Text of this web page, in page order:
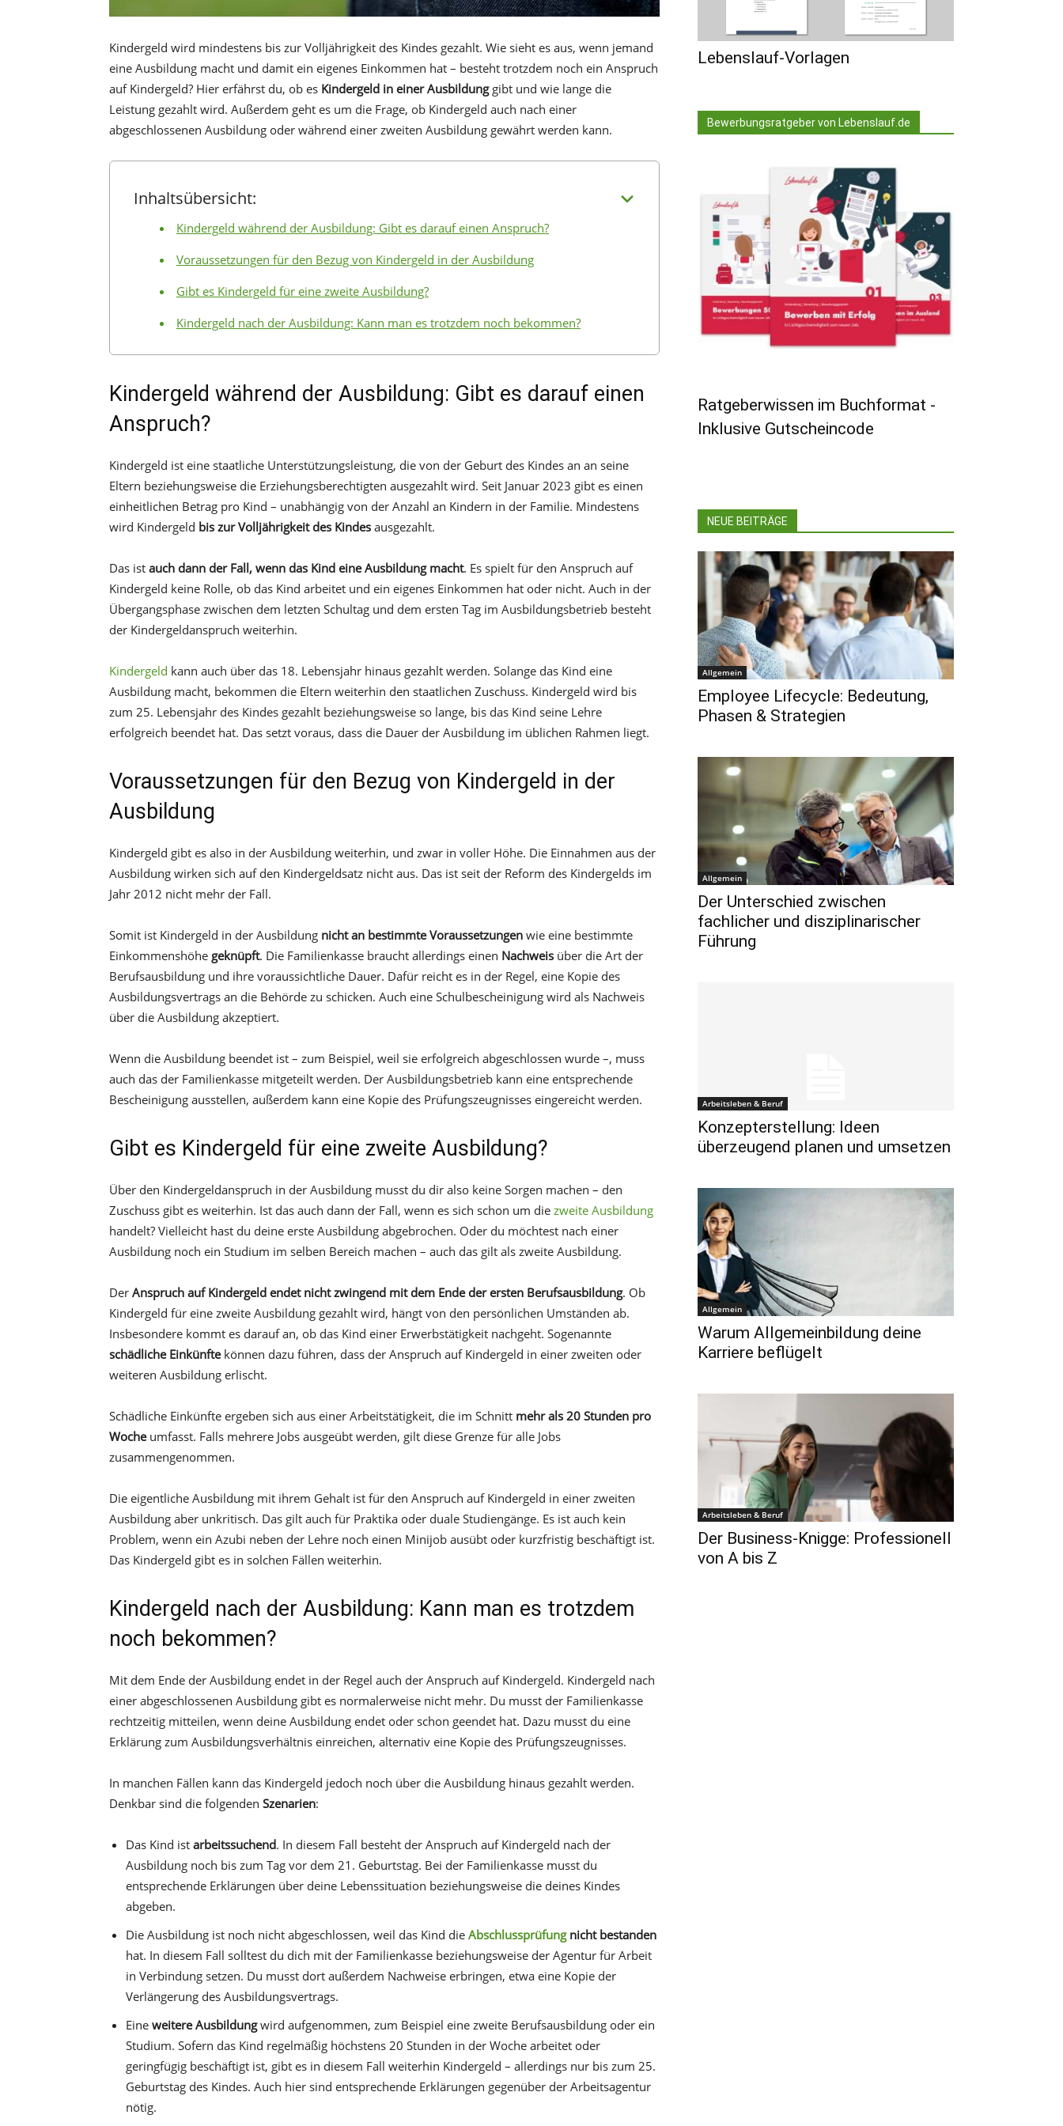
Kindergeld wird mindestens bis zur Volljährigkeit des Kindes gezahlt. Wie sieht es aus, wenn jemand
eine Ausbildung macht und damit ein eigenes Einkommen hat – besteht trotzdem noch ein Anspruch
auf Kindergeld? Hier erfährst du, ob es Kindergeld in einer Ausbildunggibt und wie lange die
Leistung gezahlt wird. Außerdem geht es um die Frage, ob Kindergeld auch nach einer
abgeschlossenen Ausbildung oder während einer zweiten Ausbildung gewährt werden kann.
Inhaltsübersicht:
Kindergeld während der Ausbildung: Gibt es darauf einen Anspruch?
Voraussetzungen für den Bezug von Kindergeld in der Ausbildung
Gibt es Kindergeld für eine zweite Ausbildung?
Kindergeld nach der Ausbildung: Kann man es trotzdem noch bekommen?
Kindergeld während der Ausbildung: Gibt es darauf einen
Anspruch?
Kindergeld ist eine staatliche Unterstützungsleistung, die von der Geburt des Kindes an an seine
Eltern beziehungsweise die Erziehungsberechtigten ausgezahlt wird. Seit Januar 2023 gibt es einen
einheitlichen Betrag pro Kind – unabhängig von der Anzahl an Kindern in der Familie. Mindestens
wird Kindergeld bis zur Volljährigkeit des Kindes ausgezahlt.
Das ist auch dann der Fall, wenn das Kind eine Ausbildung macht. Es spielt für den Anspruch auf
Kindergeld keine Rolle, ob das Kind arbeitet und ein eigenes Einkommen hat oder nicht. Auch in der
Übergangsphase zwischen dem letzten Schultag und dem ersten Tag im Ausbildungsbetrieb besteht
der Kindergeldanspruch weiterhin.
Kindergeld kann auch über das 18. Lebensjahr hinaus gezahlt werden. Solange das Kind eine
Ausbildung macht, bekommen die Eltern weiterhin den staatlichen Zuschuss. Kindergeld wird bis
zum 25. Lebensjahr des Kindes gezahlt beziehungsweise so lange, bis das Kind seine Lehre
erfolgreich beendet hat. Das setzt voraus, dass die Dauer der Ausbildung im üblichen Rahmen liegt.
Voraussetzungen für den Bezug von Kindergeld in der
Ausbildung
Kindergeld gibt es also in der Ausbildung weiterhin, und zwar in voller Höhe. Die Einnahmen aus der
Ausbildung wirken sich auf den Kindergeldsatz nicht aus. Das ist seit der Reform des Kindergelds im
Jahr 2012 nicht mehr der Fall.
Somit ist Kindergeld in der Ausbildung nicht an bestimmte Voraussetzungen wie eine bestimmte
Einkommenshöhe geknüpft. Die Familienkasse braucht allerdings einen Nachweis über die Art der
Berufsausbildung und ihre voraussichtliche Dauer. Dafür reicht es in der Regel, eine Kopie des
Ausbildungsvertrags an die Behörde zu schicken. Auch eine Schulbescheinigung wird als Nachweis
über die Ausbildung akzeptiert.
Wenn die Ausbildung beendet ist – zum Beispiel, weil sie erfolgreich abgeschlossen wurde –, muss
auch das der Familienkasse mitgeteilt werden. Der Ausbildungsbetrieb kann eine entsprechende
Bescheinigung ausstellen, außerdem kann eine Kopie des Prüfungszeugnisses eingereicht werden.
Gibt es Kindergeld für eine zweite Ausbildung?
Über den Kindergeldanspruch in der Ausbildung musst du dir also keine Sorgen machen – den
Zuschuss gibt es weiterhin. Ist das auch dann der Fall, wenn es sich schon um die zweite Ausbildung
handelt? Vielleicht hast du deine erste Ausbildung abgebrochen. Oder du möchtest nach einer
Ausbildung noch ein Studium im selben Bereich machen – auch das gilt als zweite Ausbildung.
Der Anspruch auf Kindergeld endet nicht zwingend mit dem Ende der ersten Berufsausbildung. Ob
Kindergeld für eine zweite Ausbildung gezahlt wird, hängt von den persönlichen Umständen ab.
Insbesondere kommt es darauf an, ob das Kind einer Erwerbstätigkeit nachgeht. Sogenannte
schädliche Einkünftekönnen dazu führen, dass der Anspruch auf Kindergeld in einer zweiten oder
weiteren Ausbildung erlischt.
Schädliche Einkünfte ergeben sich aus einer Arbeitstätigkeit, die im Schnitt mehr als 20 Stunden pro
Woche umfasst. Falls mehrere Jobs ausgeübt werden, gilt diese Grenze für alle Jobs
zusammengenommen.
Die eigentliche Ausbildung mit ihrem Gehalt ist für den Anspruch auf Kindergeld in einer zweiten
Ausbildung aber unkritisch. Das gilt auch für Praktika oder duale Studiengänge. Es ist auch kein
Problem, wenn ein Azubi neben der Lehre noch einen Minijob ausübt oder kurzfristig beschäftigt ist.
Das Kindergeld gibt es in solchen Fällen weiterhin.
Kindergeld nach der Ausbildung: Kann man es trotzdem
noch bekommen?
Mit dem Ende der Ausbildung endet in der Regel auch der Anspruch auf Kindergeld. Kindergeld nach
einer abgeschlossenen Ausbildung gibt es normalerweise nicht mehr. Du musst der Familienkasse
rechtzeitig mitteilen, wenn deine Ausbildung endet oder schon geendet hat. Dazu musst du eine
Erklärung zum Ausbildungsverhältnis einreichen, alternativ eine Kopie des Prüfungszeugnisses.
In manchen Fällen kann das Kindergeld jedoch noch über die Ausbildung hinaus gezahlt werden.
Denkbar sind die folgenden Szenarien:
Das Kind ist arbeitssuchend. In diesem Fall besteht der Anspruch auf Kindergeld nach der
Ausbildung noch bis zum Tag vor dem 21. Geburtstag. Bei der Familienkasse musst du
entsprechende Erklärungen über deine Lebenssituation beziehungsweise die deines Kindes
abgeben.
Die Ausbildung ist noch nicht abgeschlossen, weil das Kind die Abschlussprüfungnicht bestanden
hat. In diesem Fall solltest du dich mit der Familienkasse beziehungsweise der Agentur für Arbeit
in Verbindung setzen. Du musst dort außerdem Nachweise erbringen, etwa eine Kopie der
Verlängerung des Ausbildungsvertrags.
Eine weitere Ausbildungwird aufgenommen, zum Beispiel eine zweite Berufsausbildung oder ein
Studium. Sofern das Kind regelmäßig höchstens 20 Stunden in der Woche arbeitet oder
geringfügig beschäftigt ist, gibt es in diesem Fall weiterhin Kindergeld – allerdings nur bis zum 25.
Geburtstag des Kindes. Auch hier sind entsprechende Erklärungen gegenüber der Arbeitsagentur
nötig.
Lebenslauf-Vorlagen
Bewerbungsratgeber von Lebenslauf.de
Ratgeberwissen im Buchformat -
Inklusive Gutscheincode
NEUE BEITRÄGE
Allgemein
Employee Lifecycle: Bedeutung,
Phasen & Strategien
Allgemein
Der Unterschied zwischen
fachlicher und disziplinarischer
Führung
Arbeitsleben & Beruf
Konzepterstellung: Ideen
überzeugend planen und umsetzen
Allgemein
Warum Allgemeinbildung deine
Karriere beflügelt
Arbeitsleben & Beruf
Der Business-Knigge: Professionell
von A bis Z